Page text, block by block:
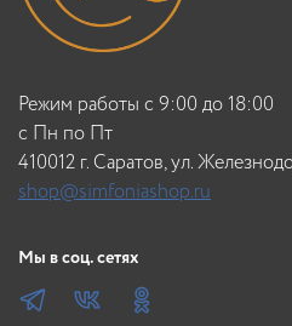
Режим работы с 9:00 до 18:00
c Пн по Пт
410012 г. Саратов, ул.
shop@simfoniashop.ru
Мы в соц. сетях